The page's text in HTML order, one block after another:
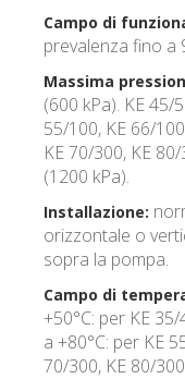
Campo di
prevalenza fino a
Massima
(600 kPa). KE 45/
55/100, KE 66/
KE 70/300, KE
(1200 kPa).
Installazione:
orizzontale o
sopra la pompa.
Campo di
+50°C: per KE
a +80°C: per KE
70/300, KE 80/